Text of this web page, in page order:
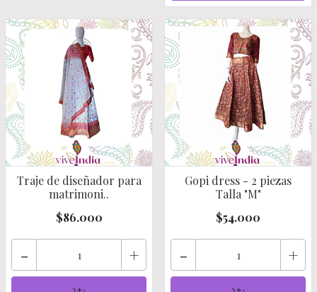
Traje de diseñador para
matrimoni..
$86.000
- +
Gopi dress - 2 piezas
Talla "M"
$54.000
- +